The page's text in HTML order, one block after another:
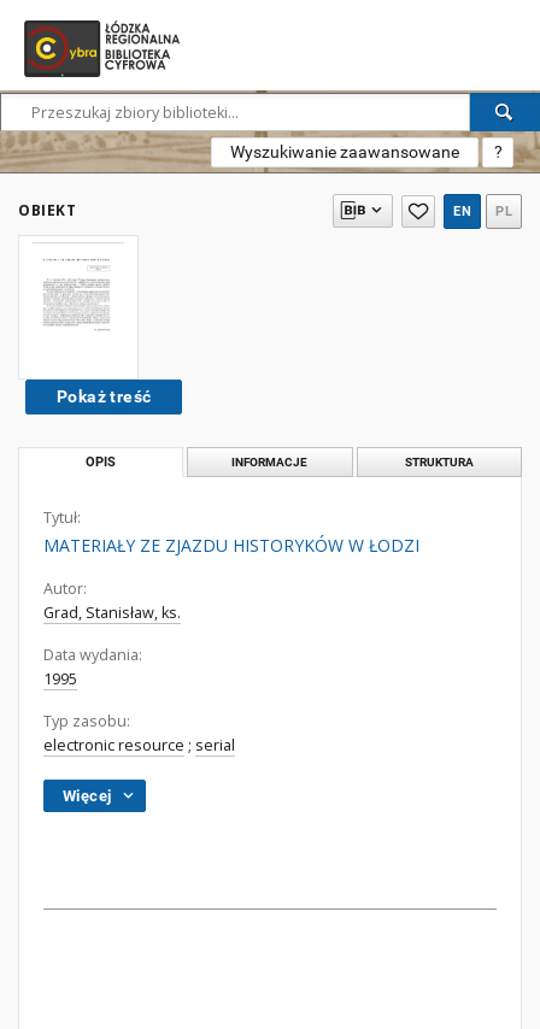
Wyszukiwanie zaawansowane ?
OBIEKT EN PL
Pokaż treść
OPIS INFORMACJE STRUKTURA
Tytuł:
MATERIAŁY ZE ZJAZDU HISTORYKÓW W ŁODZI
Autor:
Grad, Stanisław, ks.
Data wydania:
1995
Typ zasobu:
electronic resource ; serial
Więcej